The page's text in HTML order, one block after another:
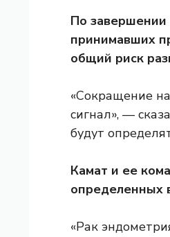
По завершении
принимавших
общий риск
«Сокращение
сигнал», —
будут
Камат и ее
определенных
«Рак